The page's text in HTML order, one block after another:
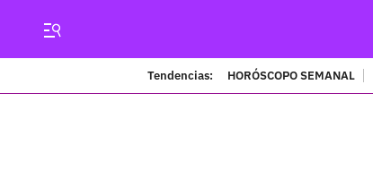
Tendencias: HORÓSCOPO SEMANAL